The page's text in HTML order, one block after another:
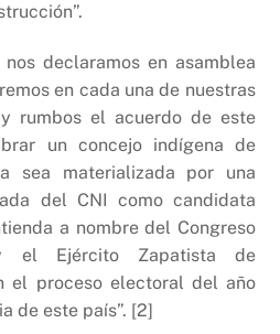
declaramos en asamblea
en cada una de nuestras
rumbos el acuerdo de este
un concejo indígena de
sea materializada por una
del CNI como candidata
a nombre del Congreso
el Ejército Zapatista de
el proceso electoral del año
de este país”. [2]